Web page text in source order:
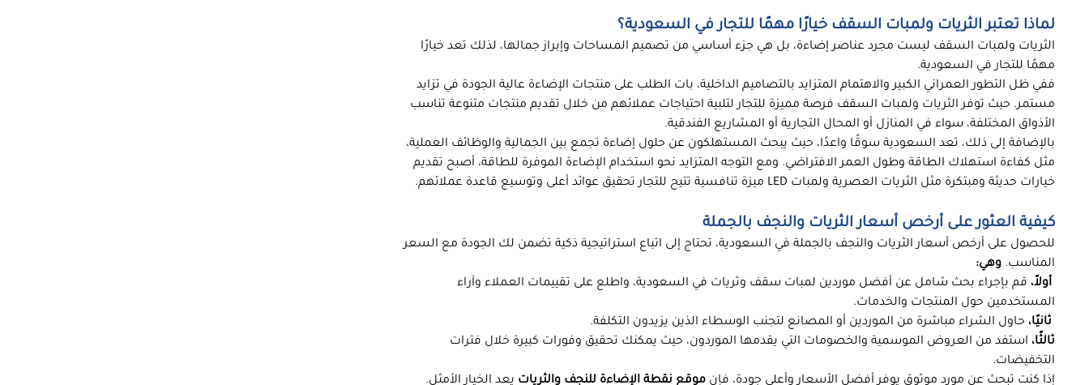
لماذا تعتبر الثريات ولمبات السقف خيارًا مهمًا للتجار في السعودية؟
الثريات ولمبات السقف ليست مجرد عناصر إضاءة، بل هي جزء أساسي من تصميم المساحات وإبراز جمالها، لذلك تعد خيارًا
مهمًا للتجار في السعودية.
ففي ظل التطور العمراني الكبير والاهتمام المتزايد بالتصاميم الداخلية، بات الطلب على منتجات الإضاءة عالية الجودة في تزايد
مستمر. حيث توفر الثريات ولمبات السقف فرصة مميزة للتجار لتلبية احتياجات عملائهم من خلال تقديم منتجات متنوعة تناسب
الأذواق المختلفة، سواء في المنازل أو المحال التجارية أو المشاريع الفندقية.
بالإضافة إلى ذلك، تعد السعودية سوقًا واعدًا، حيث يبحث المستهلكون عن حلول إضاءة تجمع بين الجمالية والوظائف العملية،
مثل كفاءة استهلاك الطاقة وطول العمر الافتراضي. ومع التوجه المتزايد نحو استخدام الإضاءة الموفرة للطاقة، أصبح تقديم
خيارات حديثة ومبتكرة مثل الثريات العصرية ولمبات LED ميزة تنافسية تتيح للتجار تحقيق عوائد أعلى وتوسيع قاعدة عملائهم.
كيفية العثور على أرخص أسعار الثريات والنجف بالجملة
للحصول على أرخص أسعار الثريات والنجف بالجملة في السعودية، تحتاج إلى اتباع استراتيجية ذكية تضمن لك الجودة مع السعر
المناسب. وهي:
أولاً، قم بإجراء بحث شامل عن أفضل موردين لمبات سقف وثريات في السعودية، واطلع على تقييمات العملاء وآراء
المستخدمين حول المنتجات والخدمات.
ثانيًا، حاول الشراء مباشرة من الموردين أو المصانع لتجنب الوسطاء الذين يزيدون التكلفة.
ثالثًا، استفد من العروض الموسمية والخصومات التي يقدمها الموردون، حيث يمكنك تحقيق وفورات كبيرة خلال فترات
التخفيضات.
إذا كنت تبحث عن مورد موثوق يوفر أفضل الأسعار وأعلى جودة، فإن موقع نقطة الإضاءة للنجف والثريات يعد الخيار الأمثل.